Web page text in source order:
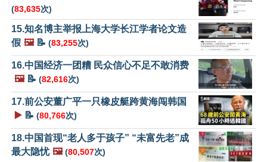
(83,635次)
15.知名博主举报上海大学长江学者论文造
假 🖼️📝 (83,255次)
16.中国经济一团糟 民众信心不足不敢消费
🖼️📝 (82,616次)
17.前公安董广平一只橡皮艇跨黄海闯韩国
▶️ 📝 (80,766次)
18.中国首现“老人多于孩子” “未富先老”成
最大隐忧 🖼️ (80,507次)